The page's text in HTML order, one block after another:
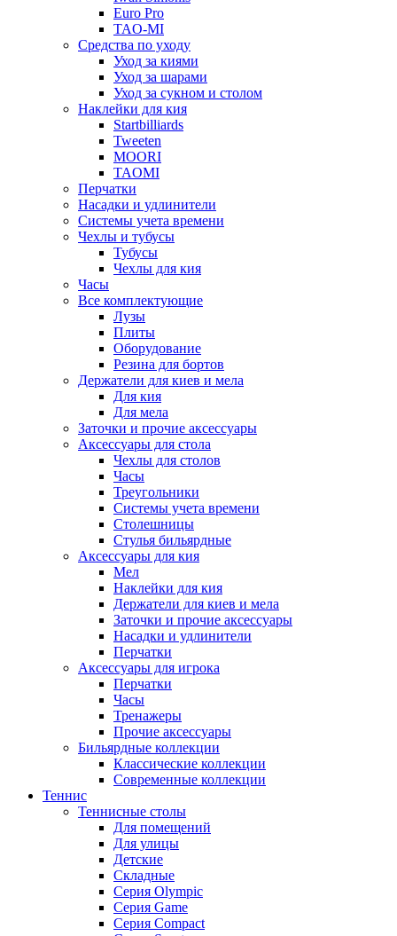
Euro Pro
TAO-MI
Средства по уходу
Уход за киями
Уход за шарами
Уход за сукном и столом
Наклейки для кия
Startbilliards
Tweeten
MOORI
TAOMI
Перчатки
Насадки и удлинители
Системы учета времени
Чехлы и тубусы
Тубусы
Чехлы для кия
Часы
Все комплектующие
Лузы
Плиты
Оборудование
Резина для бортов
Держатели для киев и мела
Для кия
Для мела
Заточки и прочие аксессуары
Аксессуары для стола
Чехлы для столов
Часы
Треугольники
Системы учета времени
Столешницы
Стулья бильярдные
Аксессуары для кия
Мел
Наклейки для кия
Держатели для киев и мела
Заточки и прочие аксессуары
Насадки и удлинители
Перчатки
Аксессуары для игрока
Перчатки
Часы
Тренажеры
Прочие аксессуары
Бильярдные коллекции
Классические коллекции
Современные коллекции
Теннис
Теннисные столы
Для помещений
Для улицы
Детские
Складные
Серия Olympic
Серия Game
Серия Compact